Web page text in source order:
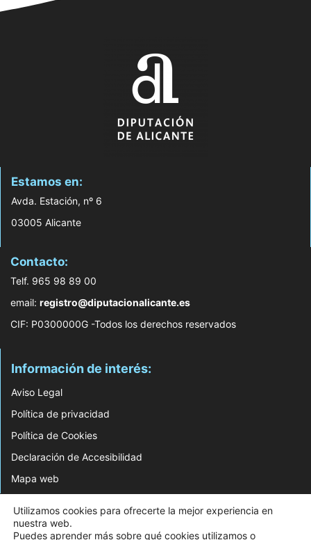
Estamos en:
Avda. Estación, nº 6
03005 Alicante
Contacto:
Telf. 965 98 89 00
email: registro@diputacionalicante.es
CIF: P0300000G -Todos los derechos reservados
Información de interés:
Aviso Legal
Política de privacidad
Política de Cookies
Declaración de Accesibilidad
Mapa web
© 2026 Web Desarrollada por el Servicio de Informática de Diputación de
Utilizamos cookies para ofrecerte la mejor experiencia en
nuestra web.
Puedes aprender más sobre qué cookies utilizamos o